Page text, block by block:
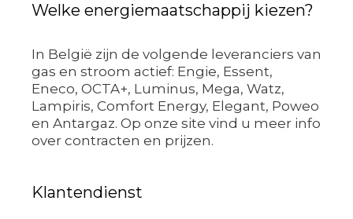
Welke energiemaatschappij kiezen?
In België zijn de volgende leveranciers van
gas en stroom actief: Engie, Essent,
Eneco, OCTA+, Luminus, Mega, Watz,
Lampiris, Comfort Energy, Elegant, Poweo
en Antargaz. Op onze site vind u meer info
over contracten en prijzen.
Klantendienst